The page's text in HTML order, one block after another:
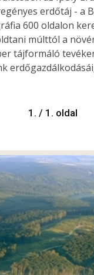
erdőtáj - a
600 oldalon
múlttól a
tájformáló
1. / 1. oldal